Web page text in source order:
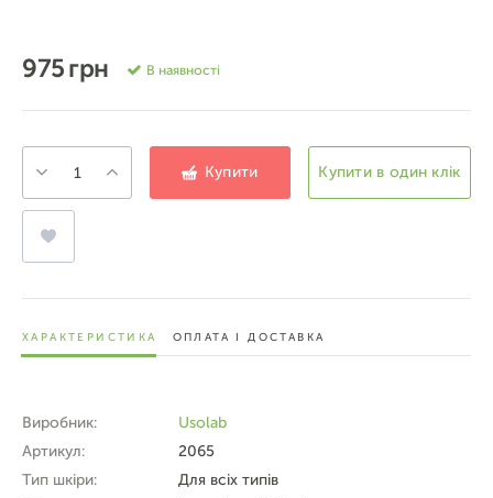
975 грн В наявності
Купити Купити в один клік
ХАРАКТЕРИСТИКА ОПЛАТА І ДОСТАВКА
Виробник:
Usolab
Артикул:
2065
Тип шкіри:
Для всіх типів